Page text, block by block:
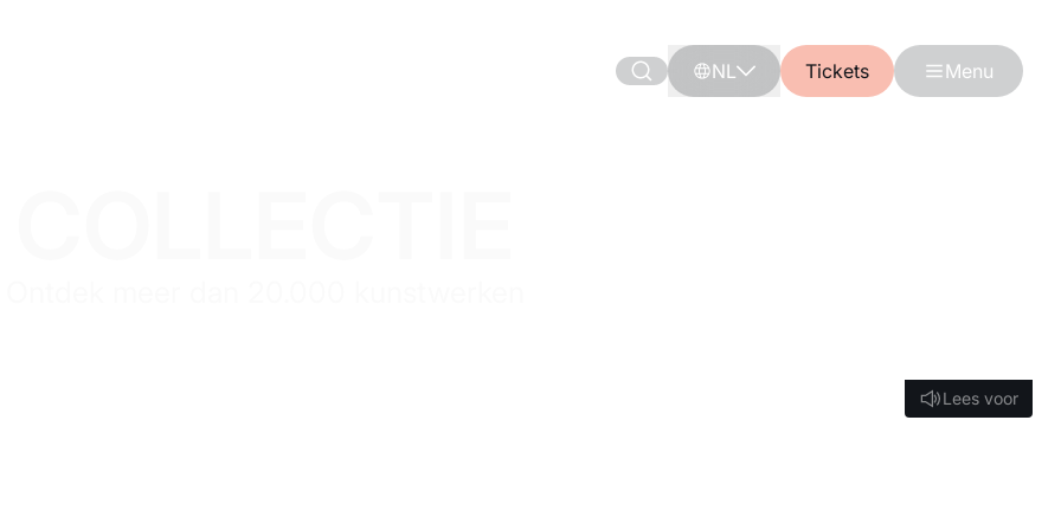
NL Tickets Menu
Lees voor
Lees voor